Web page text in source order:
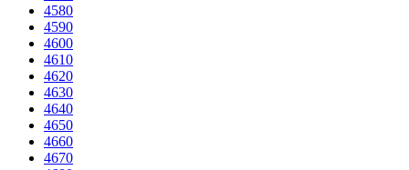
4580
4590
4600
4610
4620
4630
4640
4650
4660
4670